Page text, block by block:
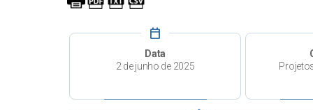
calendar_today
Data
2 de junho de 2025